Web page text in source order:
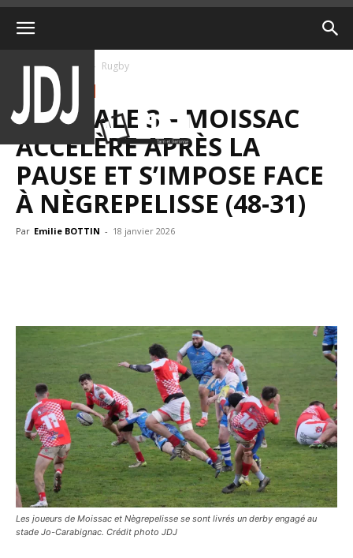
Accueil Sport Rugby
FÉDÉRALE 3 – MOISSAC
ACCÉLÈRE APRÈS LA
PAUSE ET S’IMPOSE FACE
À NÈGREPELISSE (48-31)
Par Emilie BOTTIN - 18 janvier 2026
Les joueurs de Moissac et Nègrepelisse se sont livrés un derby engagé au
stade Jo-Carabignac. Crédit photo JDJ